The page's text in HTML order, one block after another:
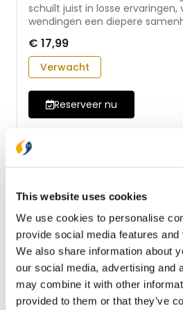
This website uses cookies
We use cookies to personalise
provide social media features
We also share information about
our social media, advertising and
may combine it with other
provided to them or that they’ve
schuilt juist in losse ervaringen,
wendingen een diepere
Anne Westerduin je uit om
wat je meemaakt, naar jezelf
geeft geen pasklare
ook in wat onduidelijk of onvolmaakt
Henri Nouwen de weg van God
je eigen plek innemen, je
jou gevormd hebben -
én zoekers: geen theologische
thuiskomen én zijn leven
zijn zus en broer
€ 17,99
Verwacht
Reserveer nu